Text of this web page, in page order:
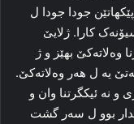
جودا جودا ل
کارا. ژلایێ
وەلاتەکێ بهێز و ژ
یە ل هەر وەلاتەکێ.
و نە ئیکگرتنا وان و
بوو ل سەر گشت